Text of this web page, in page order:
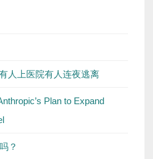
人上医院有人连夜逃离
Plan to Expand
？